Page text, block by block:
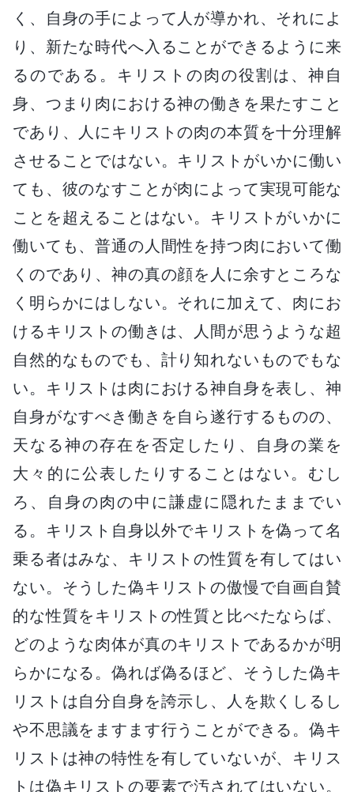
く、自身の手によって人が導かれ、それによ
り、新たな時代へ入ることができるように来
るのである。キリストの肉の役割は、神自
身、つまり肉における神の働きを果たすこと
であり、人にキリストの肉の本質を十分理解
させることではない。キリストがいかに働い
ても、彼のなすことが肉によって実現可能な
ことを超えることはない。キリストがいかに
働いても、普通の人間性を持つ肉において働
くのであり、神の真の顔を人に余すところな
く明らかにはしない。それに加えて、肉にお
けるキリストの働きは、人間が思うような超
自然的なものでも、計り知れないものでもな
い。キリストは肉における神自身を表し、神
自身がなすべき働きを自ら遂行するものの、
天なる神の存在を否定したり、自身の業を
大々的に公表したりすることはない。むし
ろ、自身の肉の中に謙虚に隠れたままでい
る。キリスト自身以外でキリストを偽って名
乗る者はみな、キリストの性質を有してはい
ない。そうした偽キリストの傲慢で自画自賛
的な性質をキリストの性質と比べたならば、
どのような肉体が真のキリストであるかが明
らかになる。偽れば偽るほど、そうした偽キ
リストは自分自身を誇示し、人を欺くしるし
や不思議をますます行うことができる。偽キ
リストは神の特性を有していないが、キリス
トは偽キリストの要素で汚されてはいない。